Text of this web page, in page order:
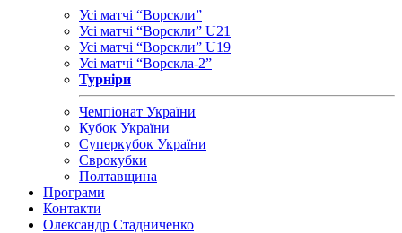
Усі матчі “Ворскли”
Усі матчі “Ворскли” U21
Усі матчі “Ворскли” U19
Усі матчі “Ворскла-2”
Турніри
Чемпіонат України
Кубок України
Суперкубок України
Єврокубки
Полтавщина
Програми
Контакти
Олександр Стадниченко